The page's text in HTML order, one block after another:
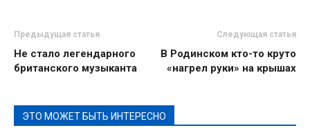
Предыдущая статья
Не стало легендарного
британского музыканта
Следующая статья
В Родинском кто-то круто
«нагрел руки» на крышах
ЭТО МОЖЕТ БЫТЬ ИНТЕРЕСНО